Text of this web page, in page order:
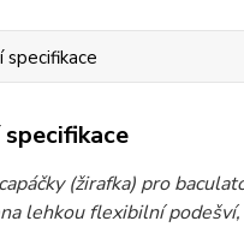
(žirafka) pro
lehkou flexibilní